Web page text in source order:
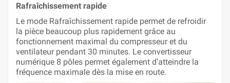
Rafraîchissement rapide
Le mode Rafraîchissement rapide permet de refroidir
la pièce beaucoup plus rapidement grâce au
fonctionnement maximal du compresseur et du
ventilateur pendant 30 minutes. Le convertisseur
numérique 8 pôles permet également d’atteindre la
fréquence maximale dès la mise en route.